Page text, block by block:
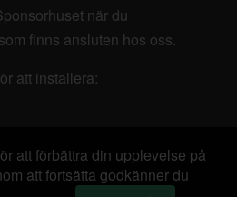
när du
finns ansluten hos oss.
att installera:
att förbättra din upplevelse på
att fortsätta godkänner du